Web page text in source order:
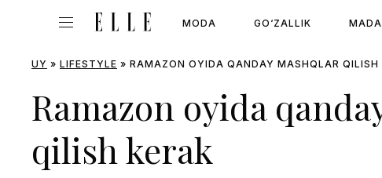
MODA GO‘ZALLIK
UY » LIFESTYLE » RAMAZON OYIDA QANDAY MASHQLAR QILISH
Ramazon oyida
qilish kerak